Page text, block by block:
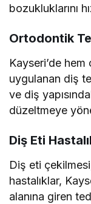
bozukluklarını
Ortodontik
Kayseri’de
uygulanan diş
ve diş
düzeltmeye
Diş Eti
Diş eti
hastalıklar,
alanına giren